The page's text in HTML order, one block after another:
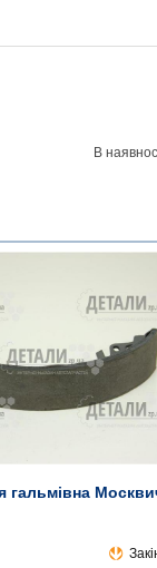
В
гальмівна